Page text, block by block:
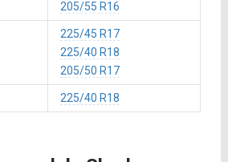
205/55 R16
225/45 R17
225/40 R18
205/50 R17
225/40 R18